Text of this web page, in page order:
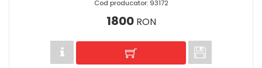
Cod producator: 93172
1800RON